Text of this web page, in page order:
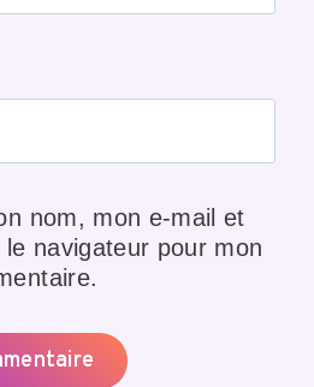
nom, mon e-mail et
navigateur pour mon